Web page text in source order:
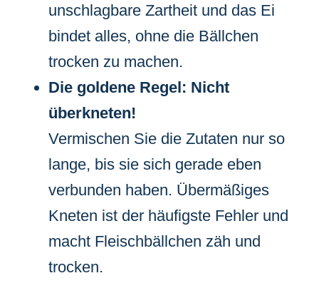
unschlagbare Zartheit und das Ei
bindet alles, ohne die Bällchen
trocken zu machen.
Die goldene Regel: Nicht
überkneten!
Vermischen Sie die Zutaten nur so
lange, bis sie sich gerade eben
verbunden haben. Übermäßiges
Kneten ist der häufigste Fehler und
macht Fleischbällchen zäh und
trocken.